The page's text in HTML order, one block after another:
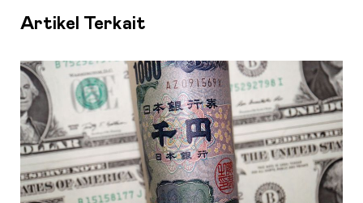
Artikel Terkait